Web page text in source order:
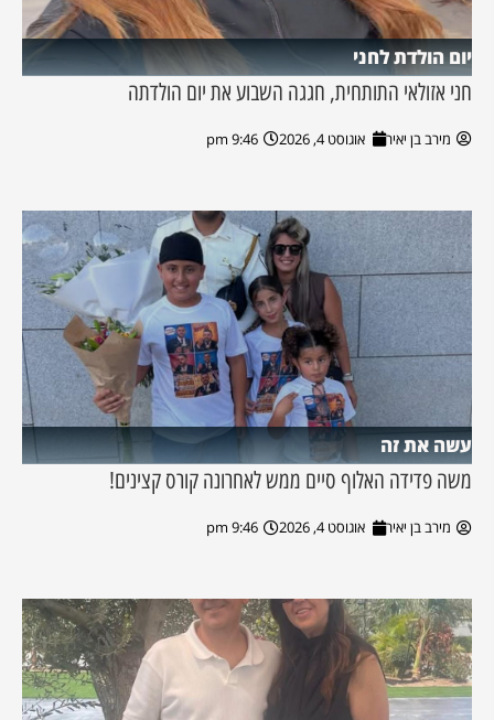
יום הולדת לחני
חני אזולאי התותחית, חגגה השבוע את יום הולדתה
מירב בן יאיר אוגוסט 4, 2026 9:46 pm
עשה את זה
משה פדידה האלוף סיים ממש לאחרונה קורס קצינים!
מירב בן יאיר אוגוסט 4, 2026 9:46 pm